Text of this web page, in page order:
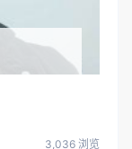
3,036 浏览